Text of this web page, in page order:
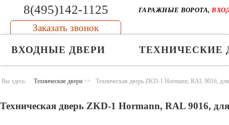
8(495)142-1125
Заказать звонок
ГАРАЖНЫЕ ВОРОТА,
ВХОДНЫЕ ДВЕРИ ТЕХНИЧЕСКИЕ
Вы здесь: Технические двери >> Техническая дверь ZKD-1 Hormann, RAL 9016,
Техническая дверь ZKD-1 Hormann, RAL 9016,